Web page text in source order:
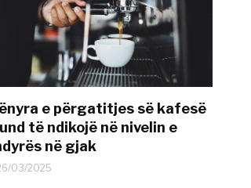
e përgatitjes së kafesë
të ndikojë në nivelin e
në gjak
03/2025